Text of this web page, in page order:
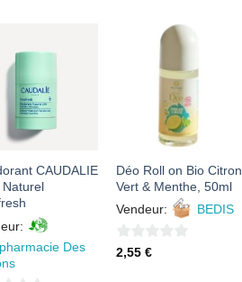
À MES
FAVORIS
CAUDALIE
Naturel
Des
AJOUTER
À MES
FAVORIS
Déo Roll on Bio Citron
Vert & Menthe, 50ml
Vendeur:
BEDIS
0
2,55 €